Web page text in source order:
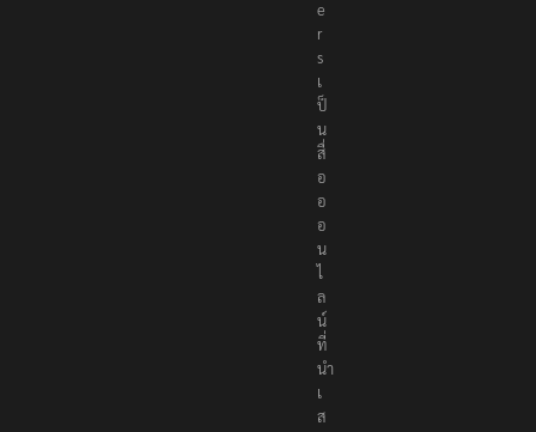
r
t
e
r
s
เ
ป็
น
สื่
อ
อ
อ
น
ไ
ล
น์
ที่
นำ